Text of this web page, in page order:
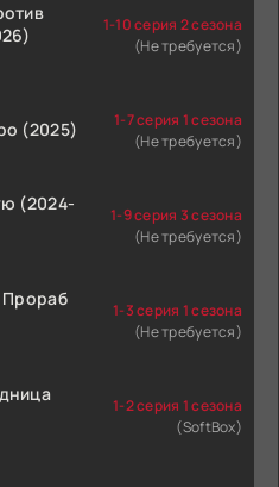
1-10 серия 2 сезона
(Не требуется)
(2025)
1-7 серия 1 сезона
(Не требуется)
(2024-
1-9 серия 3 сезона
(Не требуется)
Прораб
1-3 серия 1 сезона
(Не требуется)
1-2 серия 1 сезона
(SoftBox)